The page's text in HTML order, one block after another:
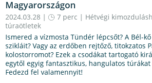
Magyarországon
2024.03.28 | 7 perc | Hétvégi
túraötletek
Ismered a vízmosta Tündér lépcsőt? A Bél-
szikláit? Vagy az erdőben rejtőző, titokzatos
kolostorromot? Ezek a csodákat tartogató
egytől egyig fantasztikus, hangulatos
Fedezd fel valamennyit!